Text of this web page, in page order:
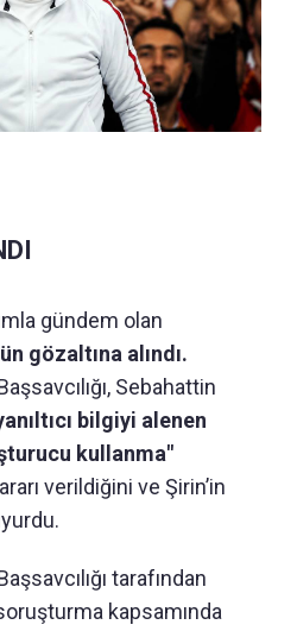
gündem olan
gözaltına alındı.
Sebahattin
bilgiyi alenen
kullanma"
verildiğini ve Şirin’in
tarafından
kapsamında